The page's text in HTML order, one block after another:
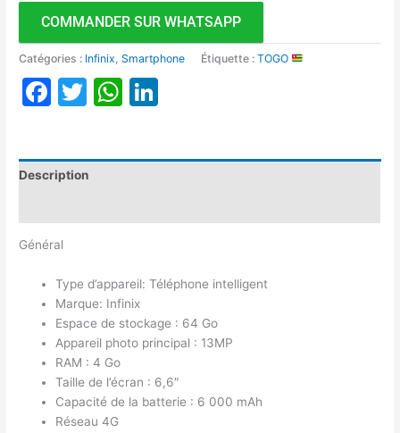
COMMANDER SUR WHATSAPP
Catégories : Infinix ,Smartphone Étiquette :TOGO
Facebook
TwitterWhatsApp
Description
Général
Type d’appareil: Téléphone intelligent
Marque: Infinix
Espace de stockage : 64 Go
Appareil photo principal : 13MP
RAM : 4 Go
Taille de l’écran : 6,6″
Capacité de la batterie : 6 000 mAh
Réseau 4G